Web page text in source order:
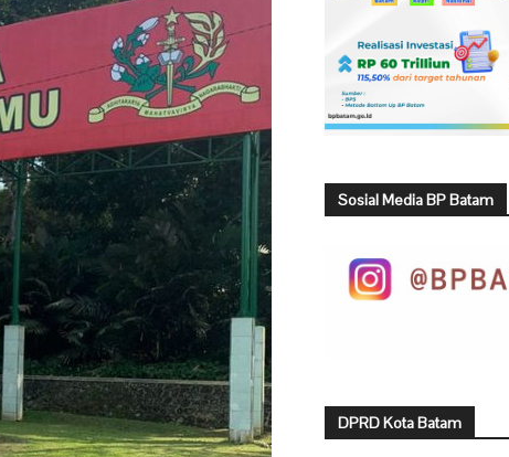
Sosial Media BP Batam
DPRD Kota Batam